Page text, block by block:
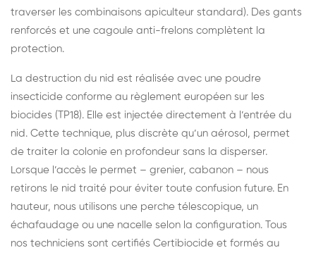
traverser les combinaisons apiculteur standard). Des gants
renforcés et une cagoule anti-frelons complètent la
protection.
La destruction du nid est réalisée avec une poudre
insecticide conforme au règlement européen sur les
biocides (TP18). Elle est injectée directement à l’entrée du
nid. Cette technique, plus discrète qu’un aérosol, permet
de traiter la colonie en profondeur sans la disperser.
Lorsque l’accès le permet – grenier, cabanon – nous
retirons le nid traité pour éviter toute confusion future. En
hauteur, nous utilisons une perche télescopique, un
échafaudage ou une nacelle selon la configuration. Tous
nos techniciens sont certifiés Certibiocide et formés au